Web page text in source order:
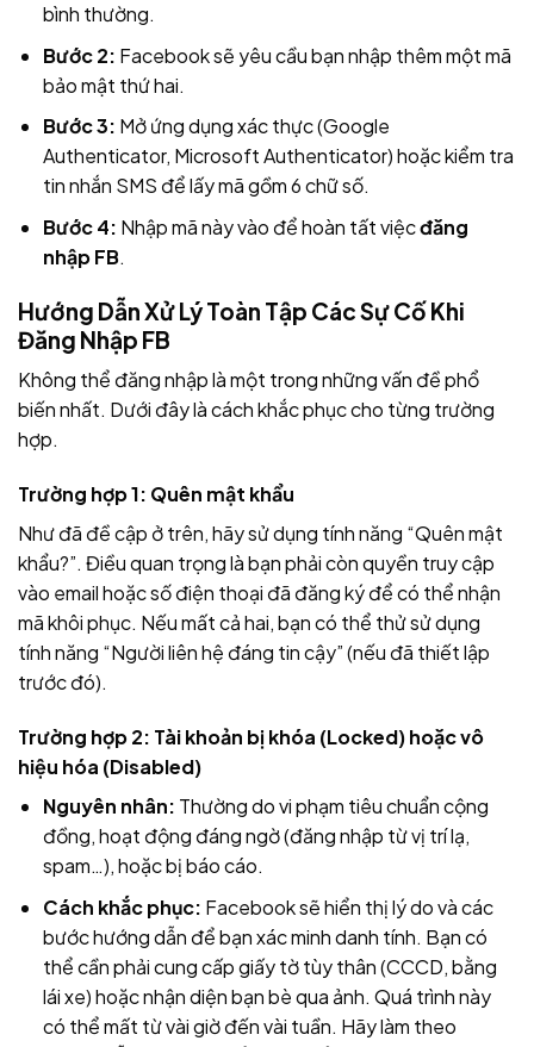
bình thường.
Bước 2: Facebook sẽ yêu cầu bạn nhập thêm một mã
bảo mật thứ hai.
Bước 3: Mở ứng dụng xác thực (Google
Authenticator, Microsoft Authenticator) hoặc kiểm tra
tin nhắn SMS để lấy mã gồm 6 chữ số.
Bước 4: Nhập mã này vào để hoàn tất việcđăng
nhập FB.
Hướng Dẫn Xử Lý Toàn Tập Các Sự Cố Khi
Đăng Nhập FB
Không thể đăng nhập là một trong những vấn đề phổ
biến nhất. Dưới đây là cách khắc phục cho từng trường
hợp.
Trường hợp 1: Quên mật khẩu
Như đã đề cập ở trên, hãy sử dụng tính năng “Quên mật
khẩu?”. Điều quan trọng là bạn phải còn quyền truy cập
vào email hoặc số điện thoại đã đăng ký để có thể nhận
mã khôi phục. Nếu mất cả hai, bạn có thể thử sử dụng
tính năng “Người liên hệ đáng tin cậy” (nếu đã thiết lập
trước đó).
Trường hợp 2: Tài khoản bị khóa (Locked) hoặc vô
hiệu hóa (Disabled)
Nguyên nhân: Thường do vi phạm tiêu chuẩn cộng
đồng, hoạt động đáng ngờ (đăng nhập từ vị trí lạ,
spam…), hoặc bị báo cáo.
Cách khắc phục: Facebook sẽ hiển thị lý do và các
bước hướng dẫn để bạn xác minh danh tính. Bạn có
thể cần phải cung cấp giấy tờ tùy thân (CCCD, bằng
lái xe) hoặc nhận diện bạn bè qua ảnh. Quá trình này
có thể mất từ vài giờ đến vài tuần. Hãy làm theo